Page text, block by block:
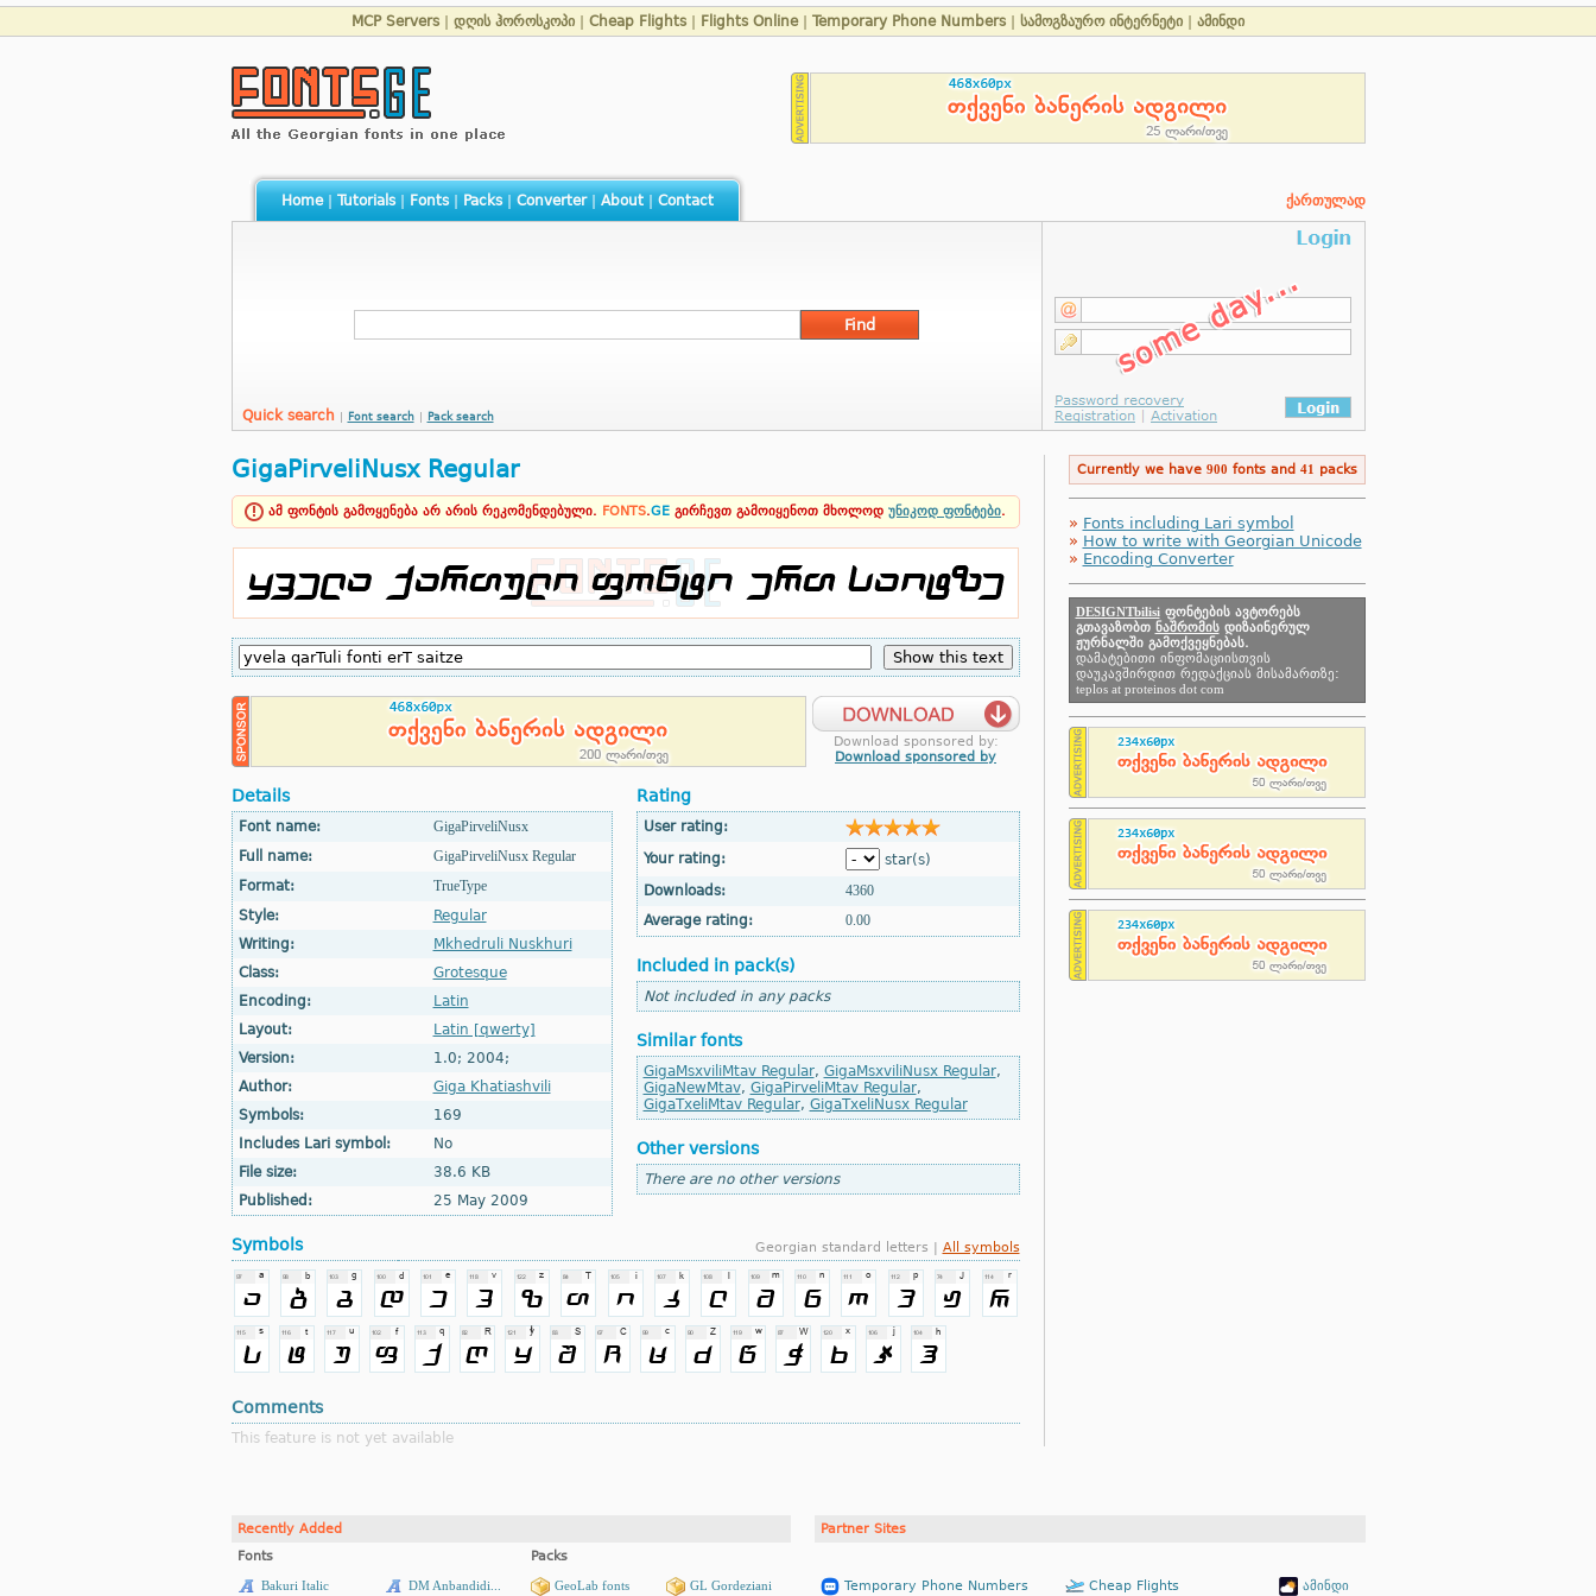
MCP Servers დღის ჰოროსკოპი Cheap Flights Flights Online| Temporary Phone Numbers სამოგზაურო ინტერნეტი ამინდი
Home| Tutorials| Fonts| Packs| Converter| About| Contact ქართულად
Quick search Font search Pack search
GigaPirveliNusx Regular
ამ ფონტის გამოყენება არ არის რეკომენდებული. FONTS.GE გირჩევთ გამოიყენოთ მხოლოდ უნიკოდ ფონტები.
Download sponsored by:
Download sponsored by
Details
Font name:
GigaPirveliNusx
Full name:
GigaPirveliNusx Regular
Format:
TrueType
Style:
Regular
Writing:
Mkhedruli Nuskhuri
Class:
Grotesque
Encoding:
Latin
Layout:
Latin [qwerty]
Version:
1.0; 2004;
Author:
Giga Khatiashvili
Symbols:
169
Includes Lari symbol:
No
File size:
38.6 KB
Published:
25 May 2009
Rating
User rating:
Your rating:
star(s)
Downloads:
4360
Average rating:
0.00
Included in pack(s)
Not included in any packs
Similar fonts
GigaMsxviliMtav Regular, GigaMsxviliNusx Regular,
GigaNewMtav, GigaPirveliMtav Regular,
GigaTxeliMtav Regular, GigaTxeliNusx Regular
Other versions
There are no other versions
Symbols Georgian standard letters | All symbols
Comments
This feature is not yet available
Currently we have 900 fonts and 41 packs
» Fonts including Lari symbol
» How to write with Georgian Unicode
» Encoding Converter
DESIGNTbilisiფონტების ავტორებს
გთავაზობთ ნაშრომისდიზაინერულ
ჟურნალში გამოქვეყნებას.
დამატებითი ინფომაციისთვის
დაუკავშირდით რედაქციას მისამართზე:
teplos at proteinos dot com
Recently Added
Partner Sites
Fonts
Packs
Bakuri Italic DM Anbandidi... GeoLab fonts GL Gordeziani Temporary Phone Numbers Cheap Flights ამინდი